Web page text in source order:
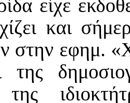
είχε
και
στην εφημ.
της
της